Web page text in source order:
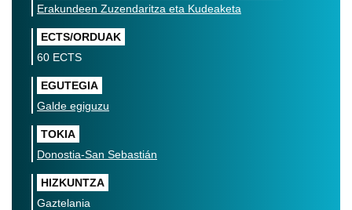
Erakundeen Zuzendaritza eta Kudeaketa
ECTS/ORDUAK
60 ECTS
EGUTEGIA
Galde egiguzu
TOKIA
Donostia-San Sebastián
HIZKUNTZA
Gaztelania